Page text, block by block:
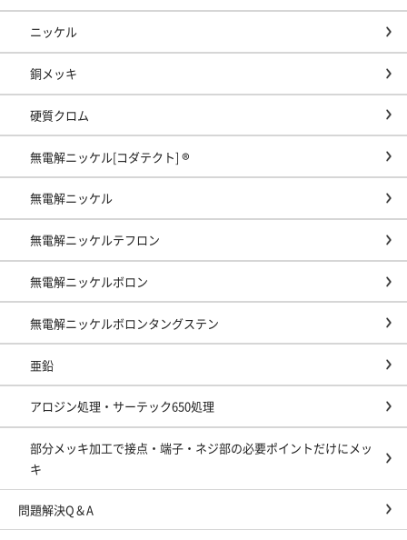
ニッケル
銅メッキ
硬質クロム
無電解ニッケル[コダテクト] ®
無電解ニッケル
無電解ニッケルテフロン
無電解ニッケルボロン
無電解ニッケルボロンタングステン
亜鉛
アロジン処理・サーテック650処理
部分メッキ加工で接点・端子・ネジ部の必要ポイントだけにメッ
キ
問題解決Q＆A